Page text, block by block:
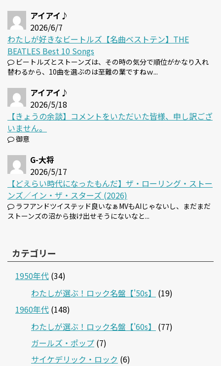
アイアイ♪
2026/6/7
わたしが好きなビートルズ【名曲ベストテン】THE
BEATLES Best 10 Songs
ビートルズとストーンズは、その時の気分で順位がかなり入れ
替わるから、10曲を選ぶのは至難の業ですねｗ...
アイアイ♪
2026/5/18
【きょうの余談】コメントをいただいた皆様、申し訳ござ
いません。
御意
G-大将
2026/5/17
【どえらい時代になったもんだ】ザ・ローリング・ストー
ンズ／イン・ザ・スターズ (2026)
ラフアンドツイステッド良いなぁMVもAIじゃないし、まだまだ
ストーンズの沼から抜け出せそうにないなと...
カテゴリー
1950年代 (34)
わたしが選ぶ！ロック名盤【'50s】
(19)
1960年代 (148)
わたしが選ぶ！ロック名盤【'60s】
(77)
ガールズ・ポップ (7)
サイケデリック・ロック (6)